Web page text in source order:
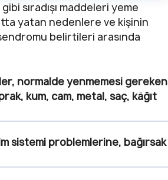
sıradışı maddeleri yeme
yatan nedenlere ve kişinin
belirtileri arasında
normalde yenmemesi gereken
kum, cam, metal, saç, kâğıt
sistemi problemlerine, bağırsak